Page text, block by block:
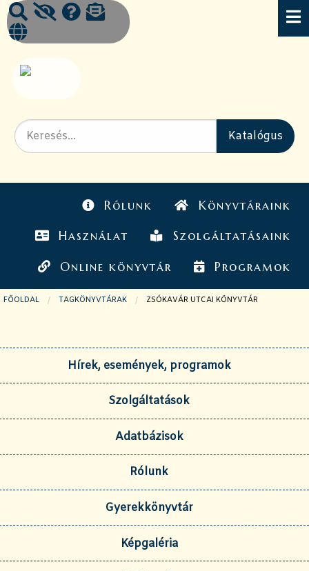
Rólunk Könyvtáraink
Használat Szolgáltatásaink
Online könyvtár Programok
FŐOLDAL TAGKÖNYVTÁRAK JELENLEGI OLDAL:
ZSÓKAVÁR UTCAI KÖNYVTÁR
Hírek, események, programok
Szolgáltatások
Adatbázisok
Rólunk
Gyerekkönyvtár
Képgaléria